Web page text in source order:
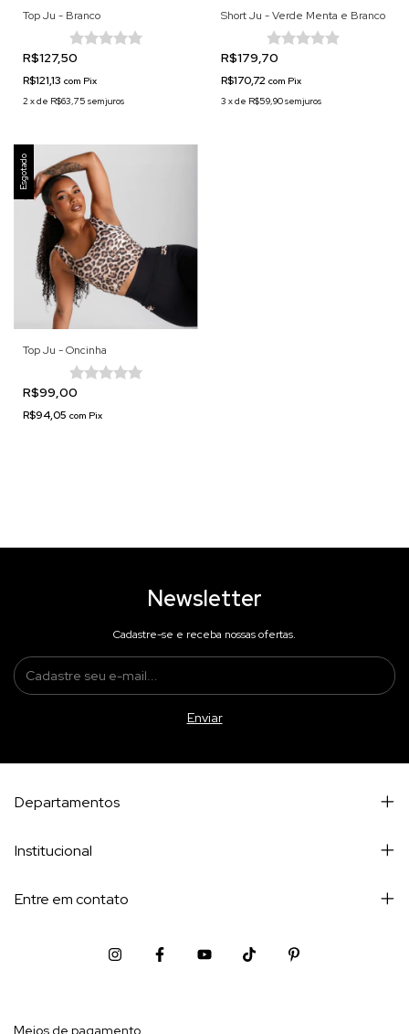
Top Ju - Branco
R$127,50
R$121,13 com Pix
2 xde R$63,75 sem juros
Short Ju - Verde Menta e Branco
R$179,70
R$170,72 com Pix
3 xde R$59,90sem juros
Esgotado
Top Ju - Oncinha
R$99,00
R$94,05 com Pix
Newsletter
Cadastre-se e receba nossas ofertas.
Departamentos
Institucional
Entre em contato
Meios de pagamento